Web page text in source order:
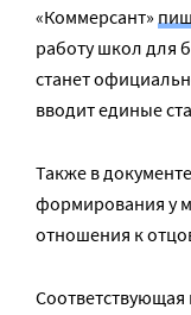
«Коммерсант»
работу школ для
станет
вводит единые
Также в
формирования у
отношения к
Соответствующая